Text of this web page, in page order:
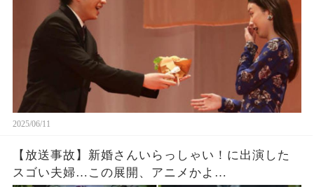
2025/06/11
【放送事故】新婚さんいらっしゃい！に出演した
スゴい夫婦…この展開、アニメかよ…